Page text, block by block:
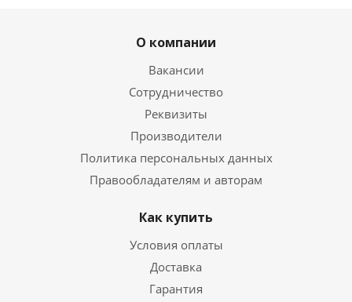
О компании
Вакансии
Сотрудничество
Реквизиты
Производители
Политика персональных данных
Правообладателям и авторам
Как купить
Условия оплаты
Доставка
Гарантия